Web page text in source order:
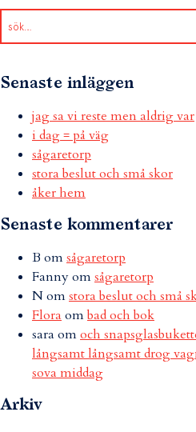
Senaste inläggen
jag sa vi reste men aldrig var
i dag = på väg
sågaretorp
stora beslut och små skor
åker hem
Senaste kommentarer
B omsågaretorp
Fannyomsågaretorp
Nomstora beslut och små
Flora ombad och bok
sara omoch
långsamt långsamt drog
sova middag
Arkiv